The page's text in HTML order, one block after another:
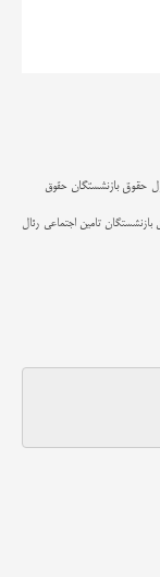
حقوق بازنشستگان حقوق
بازنشستگان تامین اجتماعی رئال